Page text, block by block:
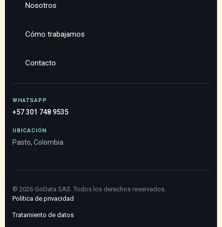
Nosotros
Cómo trabajamos
Contacto
WHATSAPP
+57 301 748 9535
UBICACIÓN
Pasto, Colombia
© 2026 GoData SAS. Todos los derechos reservados.
Política de privacidad
Tratamiento de datos